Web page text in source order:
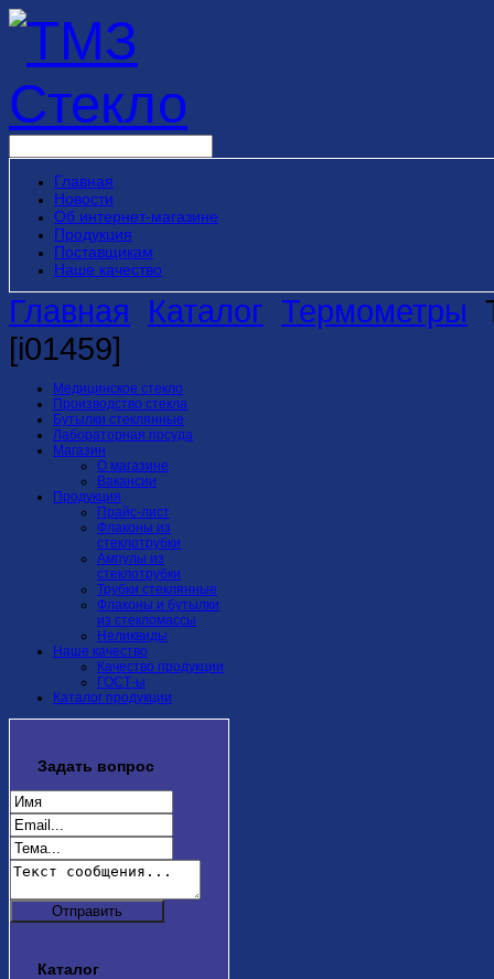
Главная
Новости
Об интернет-магазине
Продукция
Поставщикам
Наше качество
Главная Каталог Термометры
[i01459]
Медицинское стекло
Производство стекла
Бутылки стеклянные
Лабораторная посуда
Магазин
О магазине
Вакансии
Продукция
Прайс-лист
Флаконы из
стеклотрубки
Ампулы из
стеклотрубки
Трубки стеклянные
Флаконы и бутылки
из стекломассы
Неликвиды
Наше качество
Качество продукции
ГОСТ-ы
Каталог продукции
Задать вопрос
Каталог